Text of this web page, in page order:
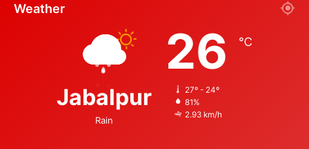
Weather
Jabalpur
Rain
26 ℃
27º - 24º
81%
2.93 km/h